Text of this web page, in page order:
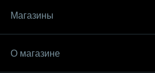
Магазины
О магазине